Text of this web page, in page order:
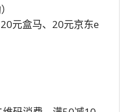
元盒马、20元京东e